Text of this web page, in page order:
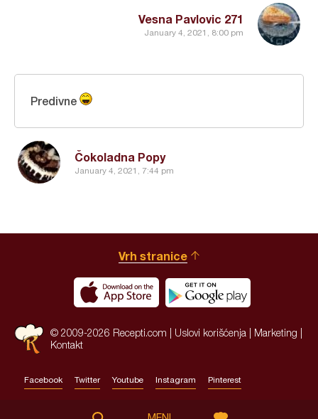
Vesna Pavlovic 271
January 4, 2021, 8:00 pm
Čokoladna Popy
January 4, 2021, 7:44 pm
Predivne
Vrh stranice
© 2009-2026 Recepti.com | Uslovi korišćenja Marketing
Kontakt
Facebook Twitter Youtube Instagram Pinterest